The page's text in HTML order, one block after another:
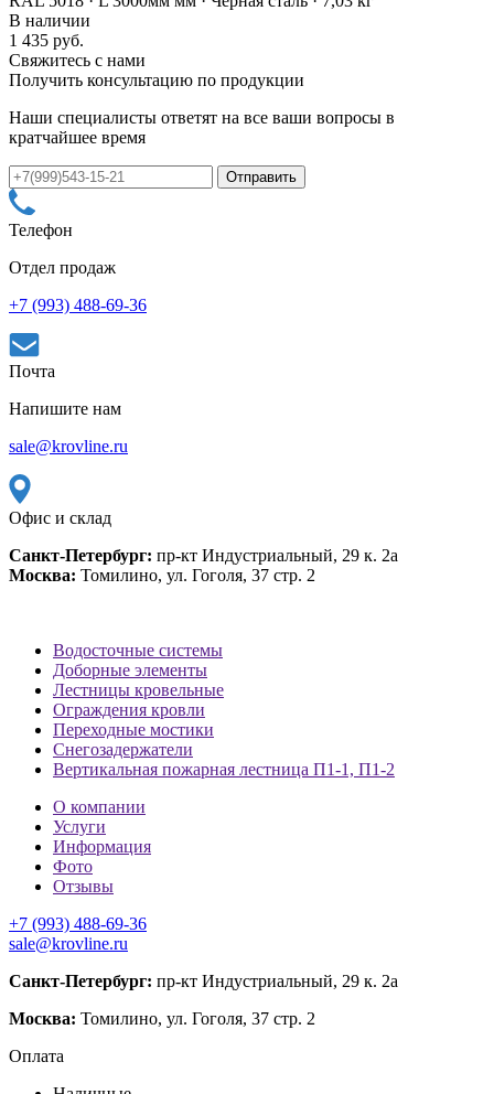
В наличии
1 435 руб.
Свяжитесь с нами
Получить консультацию по продукции
Наши специалисты ответят на все ваши вопросы в
кратчайшее время
Телефон
Отдел продаж
+7 (993) 488-69-36
Почта
Напишите нам
sale@krovline.ru
Офис и склад
Санкт-Петербург: пр-кт Индустриальный, 29 к. 2а
Москва: Томилино, ул. Гоголя, 37 стр. 2
Водосточные системы
Доборные элементы
Лестницы кровельные
Ограждения кровли
Переходные мостики
Снегозадержатели
Вертикальная пожарная лестница П1-1, П1-2
О компании
Услуги
Информация
Фото
Отзывы
+7 (993) 488-69-36
sale@krovline.ru
Санкт-Петербург: пр-кт Индустриальный, 29 к. 2а
Москва: Томилино, ул. Гоголя, 37 стр. 2
Оплата